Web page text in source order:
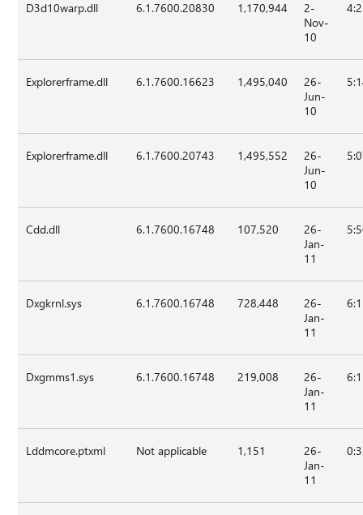
D3d10warp.dll 6.1.7600.20830 1,170,944
2-
Nov-
10
Explorerframe.dll 6.1.7600.16623 1,495,040
26-
Jun-
10
Explorerframe.dll 6.1.7600.20743 1,495,552
26-
Jun-
10
Cdd.dll 6.1.7600.16748 107,520
26-
Jan-
11
Dxgkrnl.sys 6.1.7600.16748 728,448
26-
Jan-
11
Dxgmms1.sys 6.1.7600.16748 219,008
26-
Jan-
11
Lddmcore.ptxml Not applicable 1,151
26-
Jan-
11